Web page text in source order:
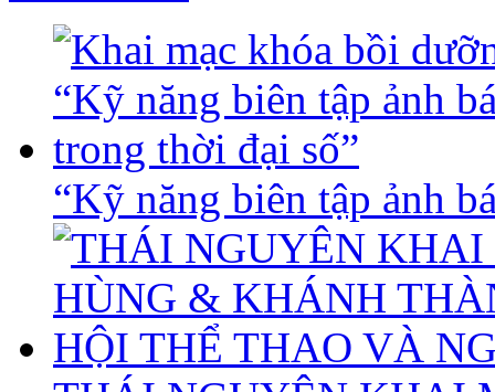
“Kỹ năng biên tập ảnh